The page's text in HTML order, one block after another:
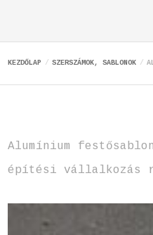
KEZDŐLAP SZERSZÁMOK, SABLONOK
Alumínium festősablon
építési vállalkozás